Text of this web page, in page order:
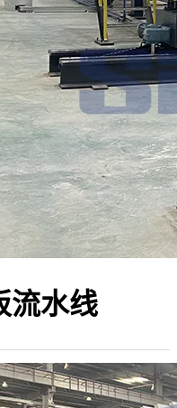
流水线